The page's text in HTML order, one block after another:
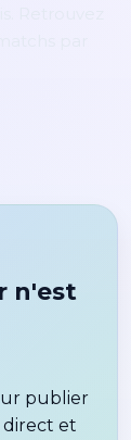
n'est
publier
direct et